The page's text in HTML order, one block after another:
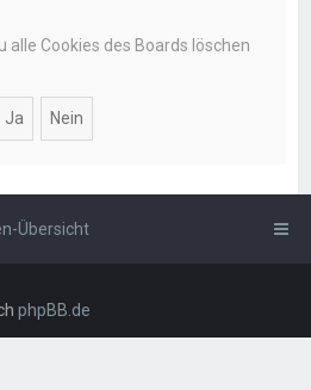
alle Cookies des Boards löschen
Übersicht
phpBB.de